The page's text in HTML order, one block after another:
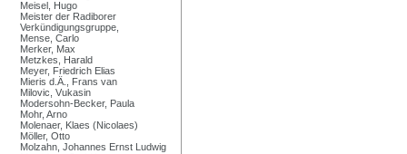
Meisel, Hugo
Meister der Radiborer
Verkündigungsgruppe,
Mense, Carlo
Merker, Max
Metzkes, Harald
Meyer, Friedrich Elias
Mieris d.Ä., Frans van
Milovic, Vukasin
Modersohn-Becker, Paula
Mohr, Arno
Molenaer, Klaes (Nicolaes)
Möller, Otto
Molzahn, Johannes Ernst Ludwig